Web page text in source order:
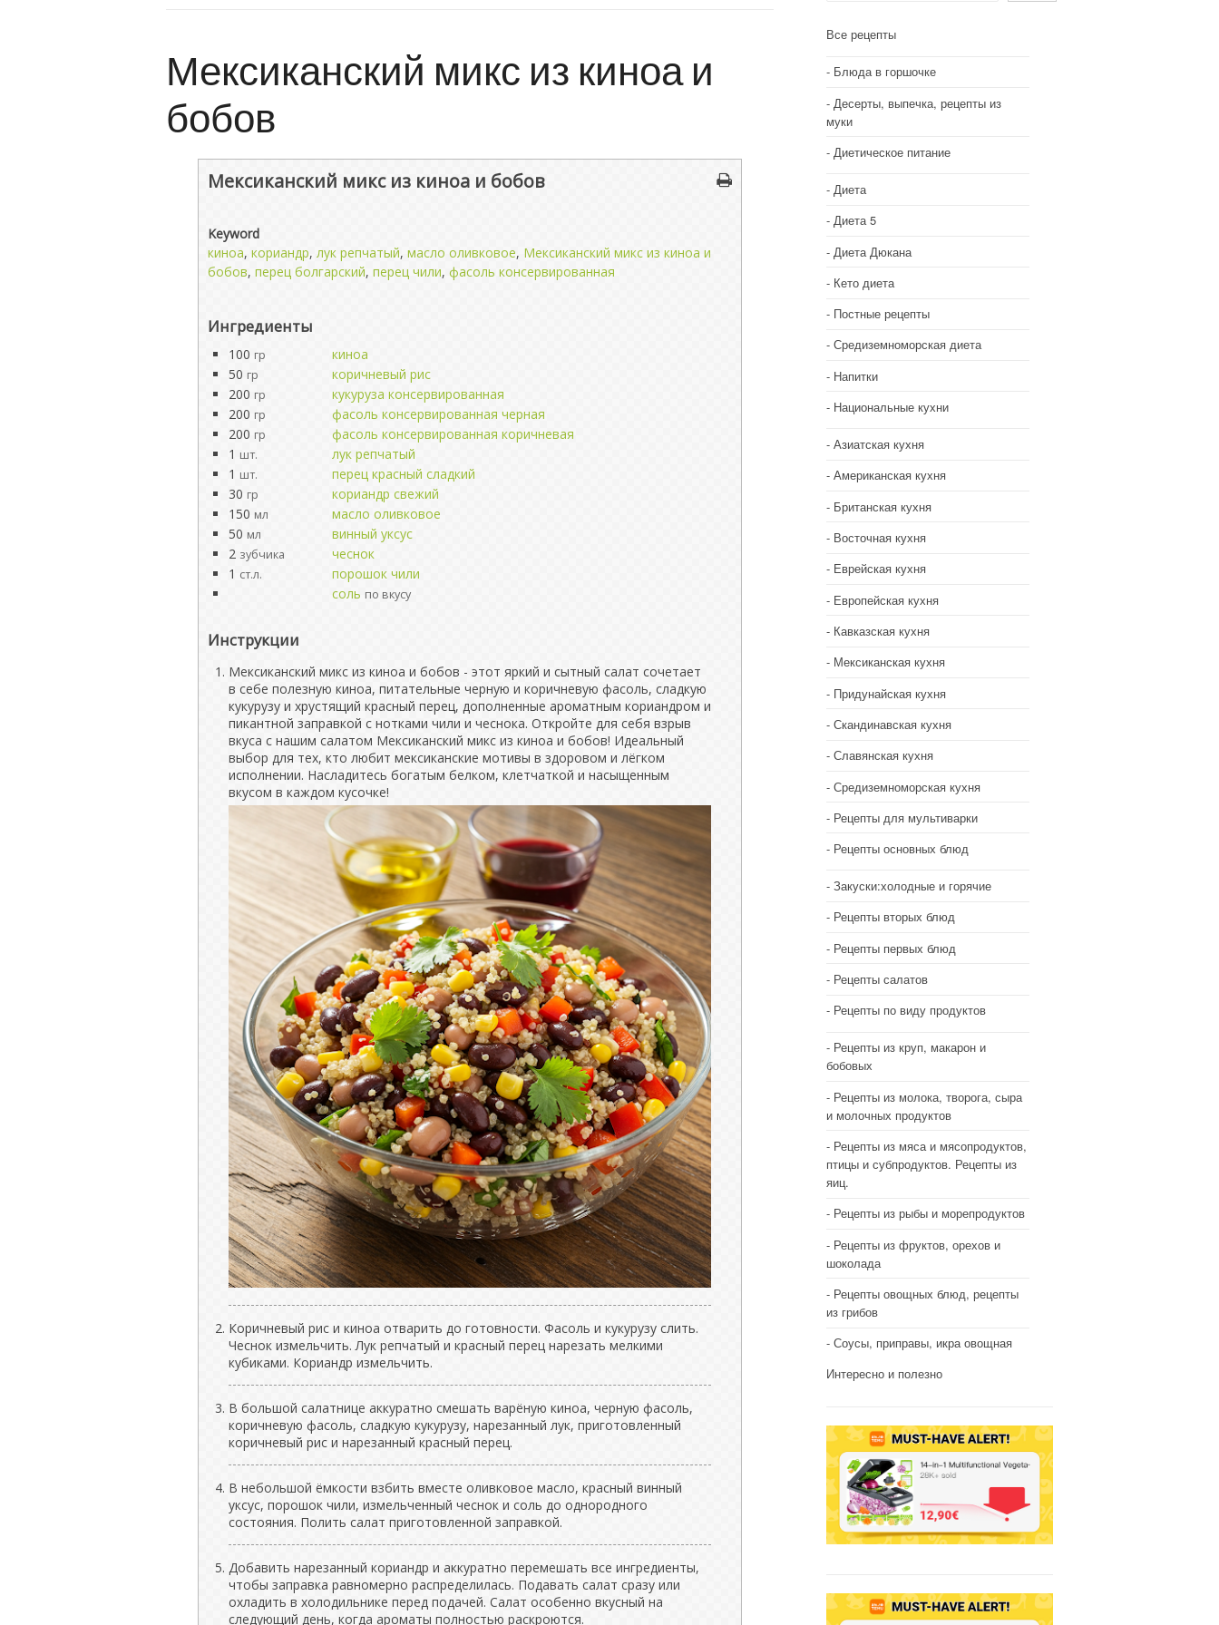
Мексиканский микс из киноа и
бобов
Мексиканский микс из киноа и бобов
Keyword
киноа, кориандр, лук репчатый, масло оливковое, Мексиканский микс из киноа и
бобов, перец болгарский, перец чили, фасоль консервированная
Ингредиенты
100 гр
киноа
50 гр
коричневый рис
200 гр
кукуруза консервированная
200 гр
фасоль консервированная черная
200 гр
фасоль консервированная коричневая
1 шт.
лук репчатый
1 шт.
перец красный сладкий
30 гр
кориандр свежий
150 мл
масло оливковое
50 мл
винный уксус
2 зубчика
чеснок
1 ст.л.
порошок чили
соль по вкусу
Инструкции
Мексиканский микс из киноа и бобов - этот яркий и сытный салат сочетает
в себе полезную киноа, питательные черную и коричневую фасоль, сладкую
кукурузу и хрустящий красный перец, дополненные ароматным кориандром и
пикантной заправкой с нотками чили и чеснока. Откройте для себя взрыв
вкуса с нашим салатом Мексиканский микс из киноа и бобов! Идеальный
выбор для тех, кто любит мексиканские мотивы в здоровом и лёгком
исполнении. Насладитесь богатым белком, клетчаткой и насыщенным
вкусом в каждом кусочке!
Коричневый рис и киноа отварить до готовности. Фасоль и кукурузу слить.
Чеснок измельчить. Лук репчатый и красный перец нарезать мелкими
кубиками. Кориандр измельчить.
В большой салатнице аккуратно смешать варёную киноа, черную фасоль,
коричневую фасоль, сладкую кукурузу, нарезанный лук, приготовленный
коричневый рис и нарезанный красный перец.
В небольшой ёмкости взбить вместе оливковое масло, красный винный
уксус, порошок чили, измельченный чеснок и соль до однородного
состояния. Полить салат приготовленной заправкой.
Добавить нарезанный кориандр и аккуратно перемешать все ингредиенты,
чтобы заправка равномерно распределилась. Подавать салат сразу или
охладить в холодильнике перед подачей. Салат особенно вкусный на
следующий день, когда ароматы полностью раскроются.
Все рецепты
Блюда в горшочке
Десерты, выпечка, рецепты из
муки
Диетическое питание
Диета
Диета 5
Диета Дюкана
Кето диета
Постные рецепты
Средиземноморская диета
Напитки
Национальные кухни
Азиатская кухня
Американская кухня
Британская кухня
Восточная кухня
Еврейская кухня
Европейская кухня
Кавказская кухня
Мексиканская кухня
Придунайская кухня
Скандинавская кухня
Славянская кухня
Средиземноморская кухня
Рецепты для мультиварки
Рецепты основных блюд
Закуски:холодные и горячие
Рецепты вторых блюд
Рецепты первых блюд
Рецепты салатов
Рецепты по виду продуктов
Рецепты из круп, макарон и
бобовых
Рецепты из молока, творога, сыра
и молочных продуктов
Рецепты из мяса и мясопродуктов,
птицы и субпродуктов. Рецепты из
яиц.
Рецепты из рыбы и морепродуктов
Рецепты из фруктов, орехов и
шоколада
Рецепты овощных блюд, рецепты
из грибов
Соусы, приправы, икра овощная
Интересно и полезно